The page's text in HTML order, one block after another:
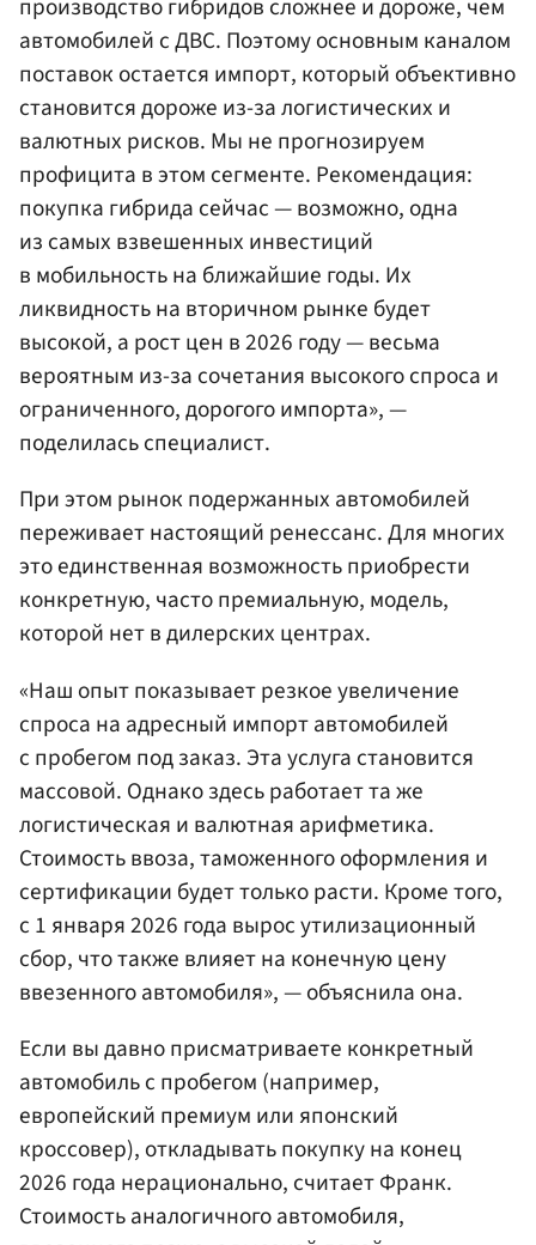
производство гибридов сложнее и дороже, чем
автомобилей с ДВС. Поэтому основным каналом
поставок остается импорт, который объективно
становится дороже из-за логистических и
валютных рисков. Мы не прогнозируем
профицита в этом сегменте. Рекомендация:
покупка гибрида сейчас — возможно, одна
из самых взвешенных инвестиций
в мобильность на ближайшие годы. Их
ликвидность на вторичном рынке будет
высокой, а рост цен в 2026 году — весьма
вероятным из-за сочетания высокого спроса и
ограниченного, дорогого импорта», —
поделилась специалист.
При этом рынок подержанных автомобилей
переживает настоящий ренессанс. Для многих
это единственная возможность приобрести
конкретную, часто премиальную, модель,
которой нет в дилерских центрах.
«Наш опыт показывает резкое увеличение
спроса на адресный импорт автомобилей
с пробегом под заказ. Эта услуга становится
массовой. Однако здесь работает та же
логистическая и валютная арифметика.
Стоимость ввоза, таможенного оформления и
сертификации будет только расти. Кроме того,
с 1 января 2026 года вырос утилизационный
сбор, что также влияет на конечную цену
ввезенного автомобиля», — объяснила она.
Если вы давно присматриваете конкретный
автомобиль с пробегом (например,
европейский премиум или японский
кроссовер), откладывать покупку на конец
2026 года нерационально, считает Франк.
Стоимость аналогичного автомобиля,